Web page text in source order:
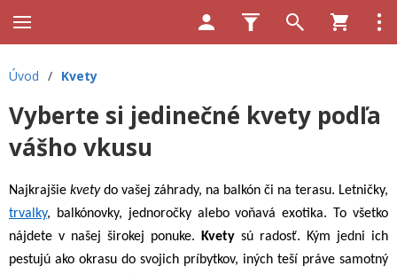
Úvod / Kvety
Vyberte si jedinečné kvety podľa
vášho vkusu
Najkrajšie kvetydo vašej záhrady, na balkón či na terasu. Letničky,
trvalky, balkónovky, jednoročky alebo voňavá exotika. To všetko
nájdete v našej širokej ponuke.
Kvety sú radosť. Kým jedni ich
pestujú ako okrasu do svojich príbytkov, iných teší práve samotný